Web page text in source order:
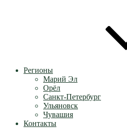
Регионы
Марий Эл
Орёл
Санкт-Петербург
Ульяновск
Чувашия
Контакты